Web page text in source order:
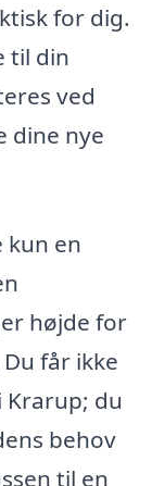
for dig.
til din
ved
dine nye
kun en
højde for
får ikke
du
behov
til en